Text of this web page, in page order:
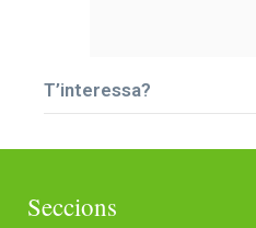
T’interessa?
Seccions